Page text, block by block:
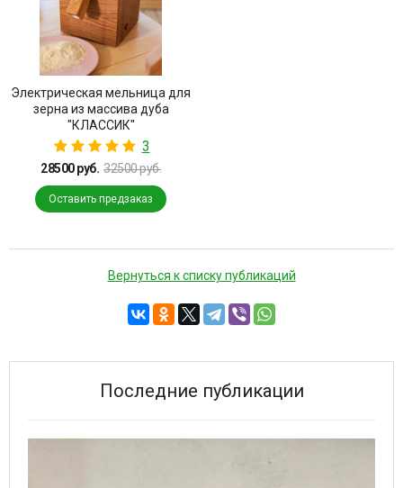
Электрическая мельница для
зерна из массива дуба
"КЛАССИК"
3
28500 руб. 32500 руб.
Оставить предзаказ
Вернуться к списку публикаций
Последние публикации